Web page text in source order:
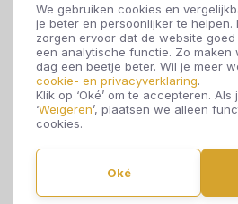
We gebruiken cookies en
je beter en persoonlijker te helpen.
zorgen ervoor dat de website
een analytische functie. Zo maken
dag een beetje beter. Wil je meer
cookie- en privacyverklaring.
Klik op ‘Oké’ om te accepteren.
‘Weigeren’, plaatsen we alleen
cookies.
Oké
Cibo Vloeren
Van de
Maandag t/m zaterdag